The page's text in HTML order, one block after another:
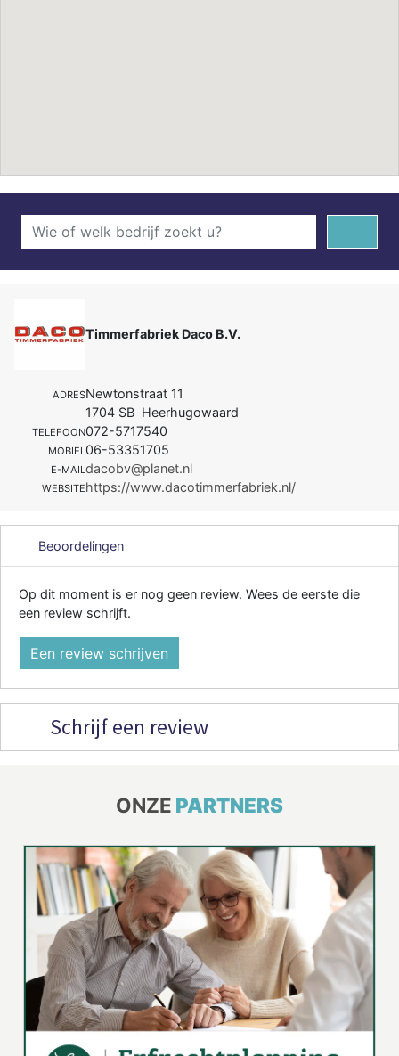
Timmerfabriek Daco B.V.
ADRESNewtonstraat 11
1704 SB Heerhugowaard
TELEFOON072-5717540
MOBIEL 06-53351705
E-MAIL dacobv@planet.nl
WEBSITEhttps://www.dacotimmerfabriek.nl/
Beoordelingen
Op dit moment is er nog geen review. Wees de eerste die
een review schrijft.
Een review schrijven
Schrijf een review
ONZE PARTNERS